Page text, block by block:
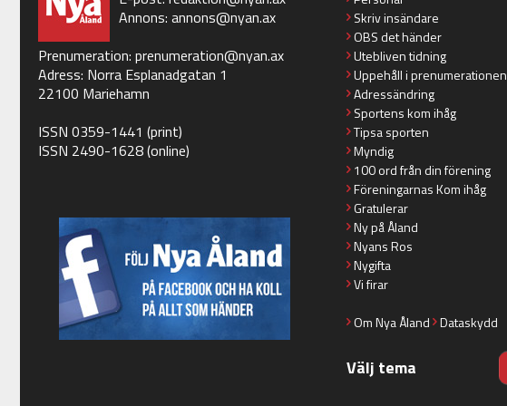
Annons: annons@nyan.ax
Prenumeration: prenumeration@nyan.ax
Adress: Norra Esplanadgatan 1
22100 Mariehamn
ISSN 0359-1441 (print)
ISSN 2490-1628 (online)
Skriv insändare
OBS det händer
Utebliven tidning
Uppehåll i prenumerationen
Adressändring
Sportens kom ihåg
Tipsa sporten
Myndig
100 ord från din förening
Föreningarnas Kom ihåg
Gratulerar
Ny på Åland
Nyans Ros
Nygifta
Vi firar
Om Nya Åland Dataskydd
Välj tema